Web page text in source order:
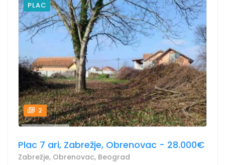
PLAC
2
Plac 7 ari, Zabrežje, Obrenovac - 28.000€
Zabrežje, Obrenovac, Beograd